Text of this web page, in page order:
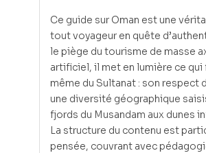
Ce guide sur Oman est une
tout voyageur en quête
le piège du tourisme de masse
artificiel, il met en lumière ce qui
même du Sultanat : son respect
une diversité géographique
fjords du Musandam aux dunes
La structure du contenu est
pensée, couvrant avec